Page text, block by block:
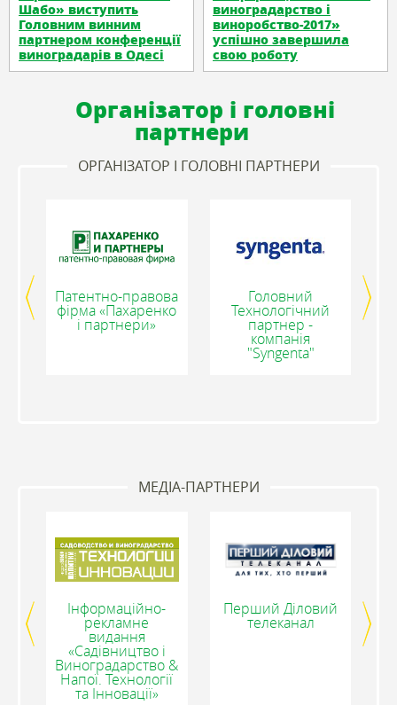
Шабо» виступить
Головним винним
партнером конференції
виноградарів в Одесі
виноградарство і
виноробство-2017»
успішно завершила
свою роботу
Організатор і головні
партнери
ОРГАНІЗАТОР І ГОЛОВНІ ПАРТНЕРИ
Патентно-правова
фірма «Пахаренко
і партнери»
Головний
Технологічний
партнер -
компанія
"Syngenta"
МЕДІА-ПАРТНЕРИ
Інформаційно-
рекламне
видання
«Садівництво і
Виноградарство &
Напої. Технології
та Інновації»
Перший Діловий
телеканал